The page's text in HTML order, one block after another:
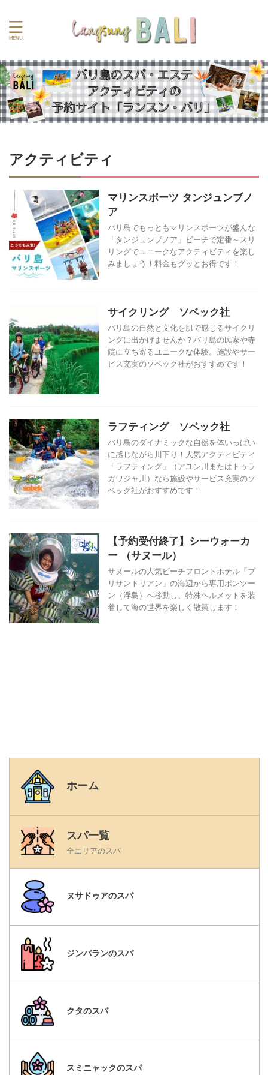
アクティビティ
マリンスポーツ タンジュンブノ
ア
バリ島でもっともマリンスポーツが盛んな
「タンジュンブノア」ビーチで定番～スリ
リングでユニークなアクティビティを楽し
みましょう！料金もグッとお得です！
サイクリング ソベック社
バリ島の自然と文化を肌で感じるサイクリ
ングに出かけませんか？バリ島の民家や寺
院に立ち寄るユニークな体験。施設やサー
ビス充実のソベック社がおすすめです！
ラフティング ソベック社
バリ島のダイナミックな自然を体いっぱい
に感じながら川下り！人気アクティビティ
「ラフティング」（アユン川またはトゥラ
ガワジャ川）なら施設やサービス充実のソ
ベック社がおすすめです！
【予約受付終了】シーウォーカ
ー （サヌール）
サヌールの人気ビーチフロントホテル「プ
リサントリアン」の海辺から専用ポンツー
ン（浮島）へ移動し、特殊ヘルメットを装
着して海の世界を楽しく散策します！
ホーム
スパ一覧
全エリアのスパ
ヌサドゥアのスパ
ジンバランのスパ
クタのスパ
スミニャックのスパ